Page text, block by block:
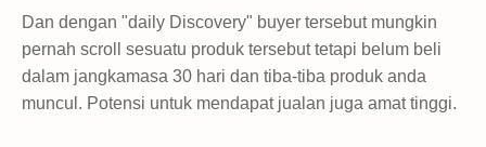
Dan dengan "daily Discovery" buyer tersebut mungkin
pernah scroll sesuatu produk tersebut tetapi belum beli
dalam jangkamasa 30 hari dan tiba-tiba produk anda
muncul. Potensi untuk mendapat jualan juga amat tinggi.